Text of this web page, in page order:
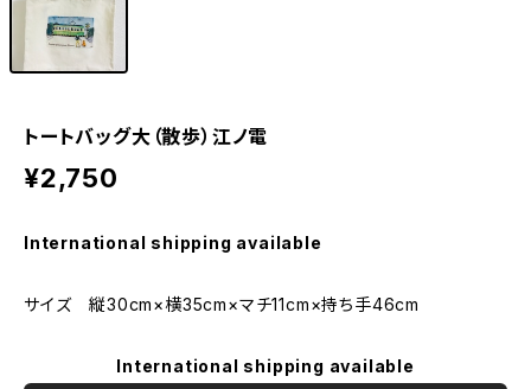
トートバッグ大（散歩）江ノ電
¥2,750
International shipping available
サイズ 縦30cm×横35cm×マチ11cm×持ち手46cm
International shipping available